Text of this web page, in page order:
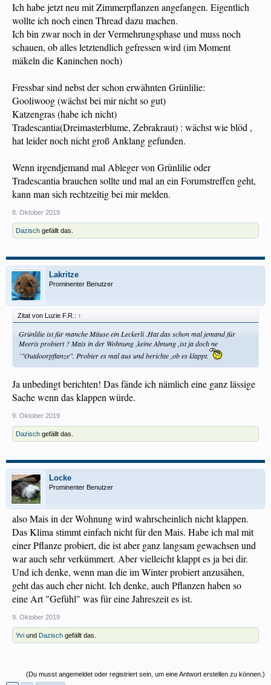
Ich habe jetzt neu mit Zimmerpflanzen angefangen. Eigentlich
wollte ich noch einen Thread dazu machen.
Ich bin zwar noch in der Vermehrungsphase und muss noch
schauen, ob alles letztendlich gefressen wird (im Moment
mäkeln die Kaninchen noch)
Fressbar sind nebst der schon erwähnten Grünlilie:
Gooliwoog (wächst bei mir nicht so gut)
Katzengras (habe ich nicht)
Tradescantia(Dreimasterblume, Zebrakraut) : wächst wie blöd ,
hat leider noch nicht groß Anklang gefunden.
Wenn irgendjemand mal Ableger von Grünlilie oder
Tradescantia brauchen sollte und mal an ein Forumstreffen geht,
kann man sich rechtzeitig bei mir melden.
8. Oktober 2019
Dazisch gefällt das.
Lakritze
Prominenter Benutzer
Zitat von Luzie F.R.: ↑
Grünlilie ist für manche Mäuse ein Leckerli .Hat das schon mal jemand für
Meeris probiert ? Mais in der Wohnung ,keine Ahnung ,ist ja doch ne
`"Outdoorpflanze". Probier es mal aus und berichte ,ob es klappt.
Ja unbedingt berichten! Das fände ich nämlich eine ganz lässige
Sache wenn das klappen würde.
9. Oktober 2019
Dazisch gefällt das.
Locke
Prominenter Benutzer
also Mais in der Wohnung wird wahrscheinlich nicht klappen.
Das Klima stimmt einfach nicht für den Mais. Habe ich mal mit
einer Pflanze probiert, die ist aber ganz langsam gewachsen und
war auch sehr verkümmert. Aber vielleicht klappt es ja bei dir.
Und ich denke, wenn man die im Winter probiert anzusähen,
geht das auch eher nicht. Ich denke, auch Pflanzen haben so
eine Art "Gefühl" was für eine Jahreszeit es ist.
9. Oktober 2019
Yvi und Dazisch gefällt das.
(Du musst angemeldet oder registriert sein, um eine Antwort erstellen zu können.)